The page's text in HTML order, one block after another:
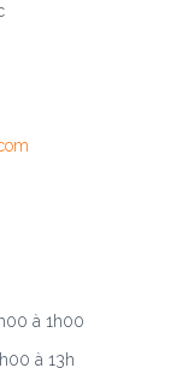
à 1h00
à 13h